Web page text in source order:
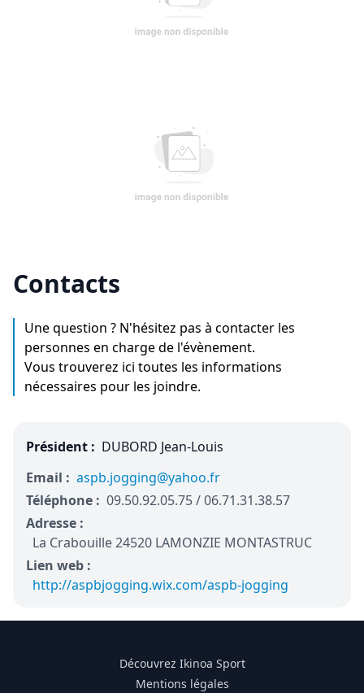
Contacts
Une question ? N'hésitez pas à contacter les
personnes en charge de l'évènement.
Vous trouverez ici toutes les informations
nécessaires pour les joindre.
Président : DUBORD Jean-Louis
Email : aspb.jogging@yahoo.fr
Téléphone : 09.50.92.05.75 / 06.71.31.38.57
Adresse :
La Crabouille 24520 LAMONZIE MONTASTRUC
Lien web :
http://aspbjogging.wix.com/aspb-jogging
Découvrez Ikinoa Sport
Mentions légales